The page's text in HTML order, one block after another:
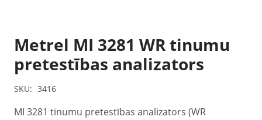
Metrel MI 3281 WR tinumu
pretestības analizators
SKU: 3416
MI 3281 tinumu pretestības analizators (WR